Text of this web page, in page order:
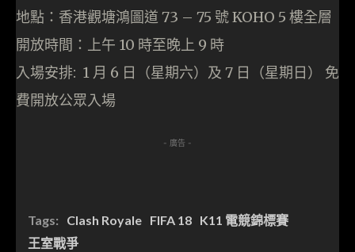
地點：香港觀塘鴻圖道 73 – 75 號 KOHO 5 樓全層
開放時間：上午 10 時至晚上 9 時
入場安排: 1 月 6 日（星期六）及 7 日（星期日） 免
費開放公眾入場
- 廣告 -
Tags: Clash Royale FIFA 18 K11 電競錦標賽
王室戰爭